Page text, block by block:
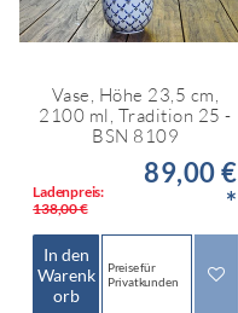
Vase, Höhe 23,5 cm,
2100 ml, Tradition 25 -
BSN 8109
Ladenpreis:
138,00 €
89,00 €
*
In den
Warenk
orb
Preise für
Privatkunden